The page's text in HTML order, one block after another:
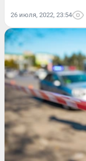
26 июля, 2022, 23:54